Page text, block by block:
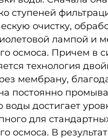
ступеней
очистку,
лампой и
осмоса. Причем в
технология
мембрану,
постоянно
воды достигает
для
осмоса. В